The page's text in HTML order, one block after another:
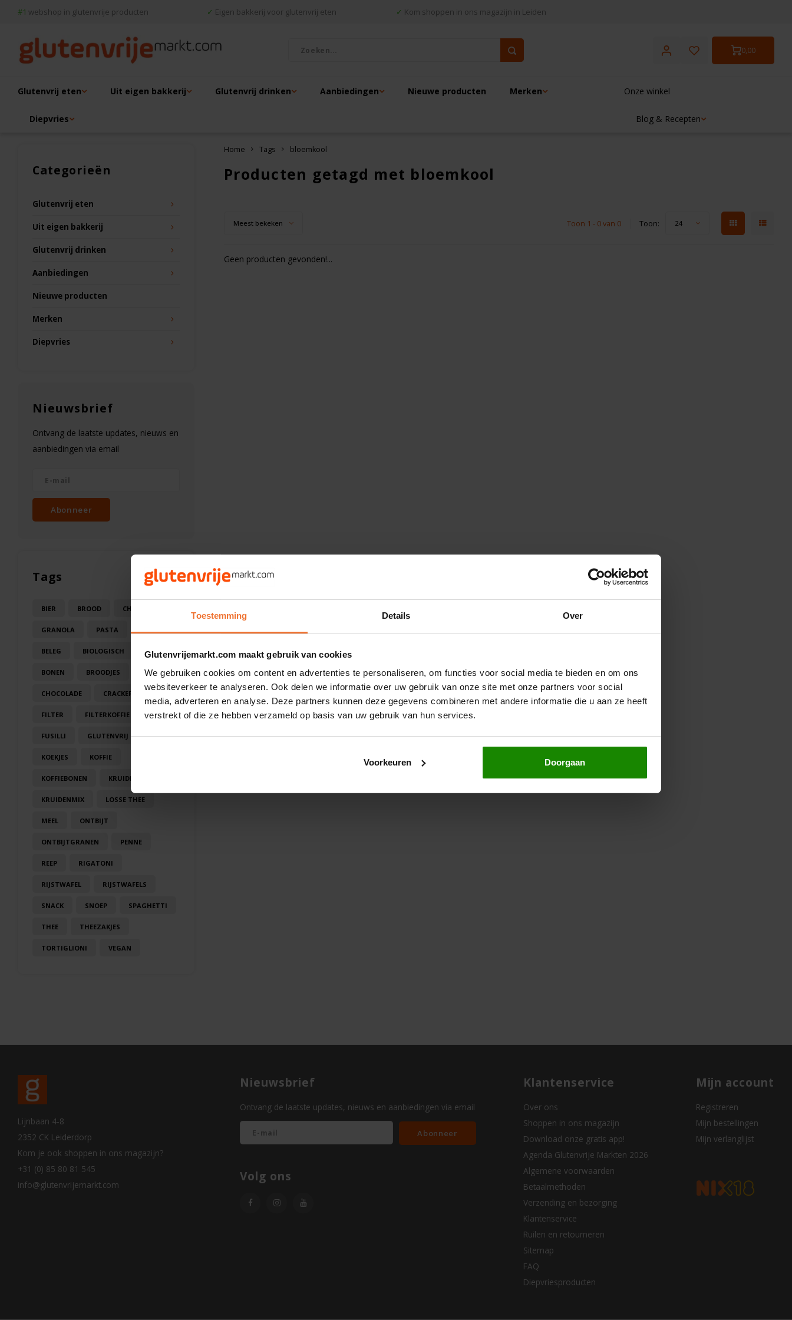
Toestemming Details Over
Glutenvrijemarkt.com maakt gebruik van cookies
We gebruiken cookies om content en advertenties te personaliseren, om functies voor social media te bieden en om ons
websiteverkeer te analyseren. Ook delen we informatie over uw gebruik van onze site met onze partners voor social
media, adverteren en analyse. Deze partners kunnen deze gegevens combineren met andere informatie die u aan ze heeft
verstrekt of die ze hebben verzameld op basis van uw gebruik van hun services.
Voorkeuren Doorgaan
#1 webshop in glutenvrije producten ✓ Eigen bakkerij voor glutenvrij eten ✓ Kom shoppen in ons magazijn in Leiden
0,00
Glutenvrij eten Uit eigen bakkerij Glutenvrij drinken Aanbiedingen Nieuwe producten Merken
Diepvries
Onze winkel
Blog & Recepten
Categorieën
Glutenvrij eten
Uit eigen bakkerij
Glutenvrij drinken
Aanbiedingen
Nieuwe producten
Merken
Diepvries
Nieuwsbrief
Ontvang de laatste updates, nieuws en
aanbiedingen via email
Abonneer
Tags
BIER BROOD CHOCOLA
GRANOLA PASTA
BELEG BIOLOGISCH BLOEM
BONEN BROODJES CAKE
CHOCOLADE CRACKERS
FILTER FILTERKOFFIE
FUSILLI GLUTENVRIJ KOEK
KOEKJES KOFFIE
KOFFIEBONEN KRUIDEN
KRUIDENMIX LOSSE THEE
MEEL ONTBIJT
ONTBIJTGRANEN PENNE
REEP RIGATONI
RIJSTWAFEL RIJSTWAFELS
SNACK SNOEP SPAGHETTI
THEE THEEZAKJES
TORTIGLIONI VEGAN
Home Tags bloemkool
Producten getagd met bloemkool
Meest bekeken Toon 1 - 0 van 0 Toon: 24
Geen producten gevonden!...
Lijnbaan 4-8
2352 CK Leiderdorp
Kom je ook shoppen in ons magazijn?
+31 (0) 85 80 81 545
info@glutenvrijemarkt.com
Nieuwsbrief
Ontvang de laatste updates, nieuws en aanbiedingen via email
Abonneer
Volg ons
Klantenservice
Over ons
Shoppen in ons magazijn
Download onze gratis app!
Agenda Glutenvrije Markten 2026
Algemene voorwaarden
Betaalmethoden
Verzending en bezorging
Klantenservice
Ruilen en retourneren
Sitemap
FAQ
Diepvriesproducten
Mijn account
Registreren
Mijn bestellingen
Mijn verlanglijst